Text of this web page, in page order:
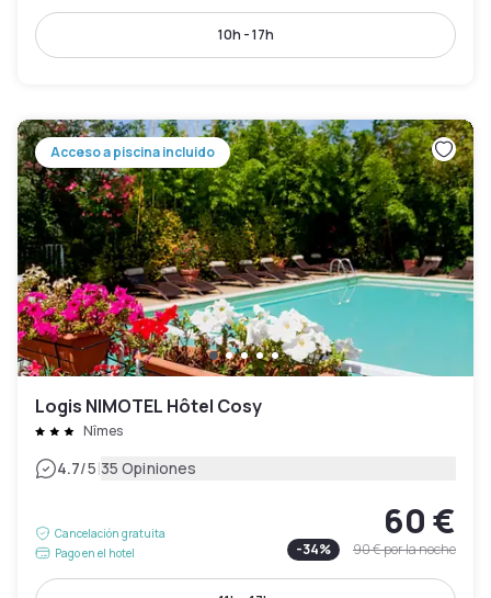
10h - 17h
Acceso a piscina incluido
Logis NIMOTEL Hôtel Cosy
Nîmes
4.7/5|35 Opiniones
Cancelación gratuita
Pago en el hotel
60 €
-34% 90 €por la noche